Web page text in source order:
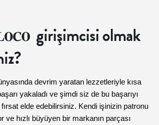
girişimcisi olmak
devrim yaratan lezzetleriyle kısa
yakaladı ve şimdi siz de bu başarıyı
elde edebilirsiniz. Kendi işinizin patronu
ve hızlı büyüyen bir markanın parçası